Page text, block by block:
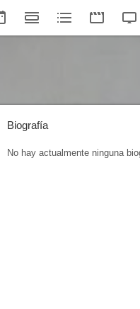
Biografía
No hay actualmente ninguna